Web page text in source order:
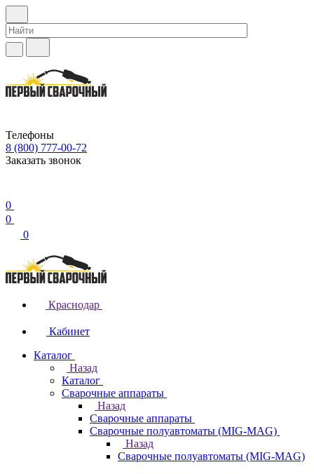
Телефоны
8 (800) 777-00-72
Заказать звонок
0
0
0
Краснодар
Кабинет
Каталог
Назад
Каталог
Сварочные аппараты
Назад
Сварочные аппараты
Сварочные полуавтоматы (MIG-MAG)
Назад
Сварочные полуавтоматы (MIG-MAG)